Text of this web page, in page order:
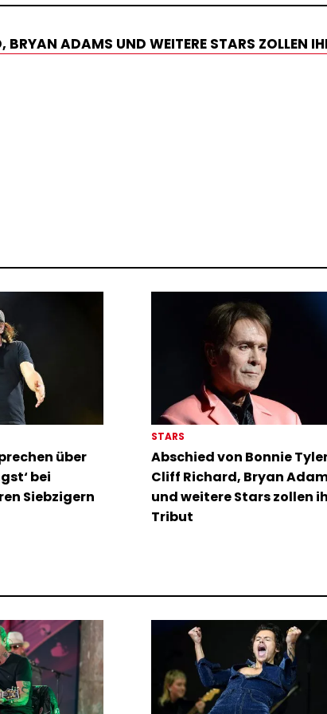
ADAMS UND WEITERE STARS ZOLLEN
über
bei
Siebzigern
STARS
Abschied von Bonnie
Cliff Richard, Bryan
und weitere Stars zollen
Tribut